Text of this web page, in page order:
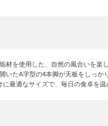
材を使用した、自然の風合いを
いたA字型の4本脚が天板をしっ
最適なサイズで、毎日の食卓を温